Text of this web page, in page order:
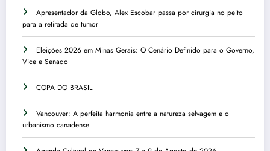
Apresentador da Globo, Alex Escobar passa por cirurgia no peito
para a retirada de tumor
Eleições 2026 em Minas Gerais: O Cenário Definido para o Governo,
Vice e Senado
COPA DO BRASIL
Vancouver: A perfeita harmonia entre a natureza selvagem e o
urbanismo canadense